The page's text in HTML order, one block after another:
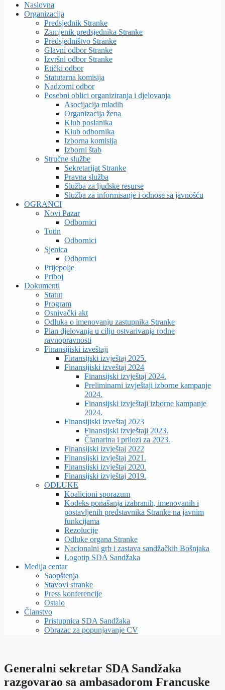
Naslovna
Organizacija
Predsjednik Stranke
Zamjenik predsjednika Stranke
Predsjedništvo Stranke
Glavni odbor Stranke
Izvršni odbor Stranke
Etički odbor
Statutarna komisija
Nadzorni odbor
Posebni oblici organiziranja i djelovanja
Asocijacija mladih
Organizacija žena
Klub poslanika
Klub odbornika
Izborna komisija
Izborni štab
Stručne službe
Sekretarijat Stranke
Pravna služba
Služba za ljudske resurse
Služba za informisanje i odnose sa javnošću
OGRANCI
Novi Pazar
Odbornici
Tutin
Odbornici
Sjenica
Odbornici
Prijepolje
Priboj
Dokumenti
Statut
Program
Osnivački akt
Odluka o imenovanju zastupnika Stranke
Plan djelovanja u cilju ostvarivanja rodne
ravnopravnosti
Finansijiski izveštaji
Finansijski izvještaj 2025.
Finansijiski izveštaj 2024
Finansijski izvještaj 2024.
Preliminarni izvještaji izborne kampanje
2024.
Finansijski izvještaji izborne kampanje
2024.
Finansijiski izveštaj 2023
Finansijski izvještaji 2023.
Članarina i prilozi za 2023.
Finansijski izvještaj 2022
Finansijski izvještaj 2021.
Finansijski izvještaj 2020.
Finansijski izvještaj 2019.
ODLUKE
Koalicioni sporazum
Kodeks ponašanja izabranih, imenovanih i
postavljenih predstavnika Stranke na javnim
funkcijama
Rezolucije
Odluke organa Stranke
Nacionalni grb i zastava sandžačkih Bošnjaka
Logotip SDA Sandžaka
Medija centar
Saopštenja
Stavovi stranke
Press konferencije
Ostalo
Članstvo
Pristupnica SDA Sandžaka
Obrazac za popunjavanje CV
Generalni sekretar SDA Sandžaka
razgovarao sa ambasadorom Francuske